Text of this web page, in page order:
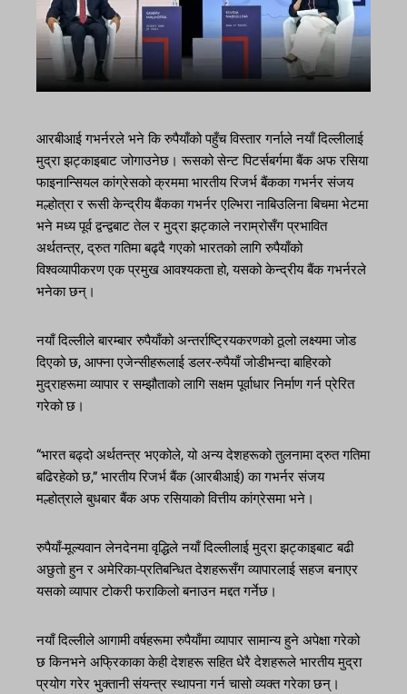
आरबीआई गभर्नरले भने कि रुपैयाँको पहुँच विस्तार गर्नाले नयाँ दिल्लीलाई
मुद्रा झट्काइबाट जोगाउनेछ। रूसको सेन्ट पिटर्सबर्गमा बैंक अफ रसिया
फाइनान्सियल कांग्रेसको क्रममा भारतीय रिजर्भ बैंकका गभर्नर संजय
मल्होत्रा ​​र रूसी केन्द्रीय बैंकका गभर्नर एल्भिरा नाबिउलिना बिचमा भेटमा
भने मध्य पूर्व द्वन्द्वबाट तेल र मुद्रा झट्काले नराम्रोसँग प्रभावित
अर्थतन्त्र, द्रुत गतिमा बढ्दै गएको भारतको लागि रुपैयाँको
विश्वव्यापीकरण एक प्रमुख आवश्यकता हो, यसको केन्द्रीय बैंक गभर्नरले
भनेका छन्।
नयाँ दिल्लीले बारम्बार रुपैयाँको अन्तर्राष्ट्रियकरणको ठूलो लक्ष्यमा जोड
दिएको छ, आफ्ना एजेन्सीहरूलाई डलर-रुपैयाँ जोडीभन्दा बाहिरको
मुद्राहरूमा व्यापार र सम्झौताको लागि सक्षम पूर्वाधार निर्माण गर्न प्रेरित
गरेको छ।
“भारत बढ्दो अर्थतन्त्र भएकोले, यो अन्य देशहरूको तुलनामा द्रुत गतिमा
बढिरहेको छ,” भारतीय रिजर्भ बैंक (आरबीआई) का गभर्नर संजय
मल्होत्राले बुधबार बैंक अफ रसियाको वित्तीय कांग्रेसमा भने।
रुपैयाँ-मूल्यवान लेनदेनमा वृद्धिले नयाँ दिल्लीलाई मुद्रा झट्काइबाट बढी
अछुतो हुन र अमेरिका-प्रतिबन्धित देशहरूसँग व्यापारलाई सहज बनाएर
यसको व्यापार टोकरी फराकिलो बनाउन मद्दत गर्नेछ।
नयाँ दिल्लीले आगामी वर्षहरूमा रुपैयाँमा व्यापार सामान्य हुने अपेक्षा गरेको
छ किनभने अफ्रिकाका केही देशहरू सहित धेरै देशहरूले भारतीय मुद्रा
प्रयोग गरेर भुक्तानी संयन्त्र स्थापना गर्न चासो व्यक्त गरेका छन्।